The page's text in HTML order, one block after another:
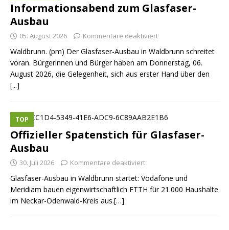
Informationsabend zum Glasfaser-
Ausbau
05. August 2026 Kommentare deaktiviert
Waldbrunn. (pm) Der Glasfaser-Ausbau in Waldbrunn schreitet
voran. Bürgerinnen und Bürger haben am Donnerstag, 06.
August 2026, die Gelegenheit, sich aus erster Hand über den
[...]
Offizieller Spatenstich für Glasfaser-
Ausbau
TOP
30. Juli 2026 Kommentare deaktiviert
Glasfaser-Ausbau in Waldbrunn startet: Vodafone und
Meridiam bauen eigenwirtschaftlich FTTH für 21.000 Haushalte
im Neckar-Odenwald-Kreis aus.[…]